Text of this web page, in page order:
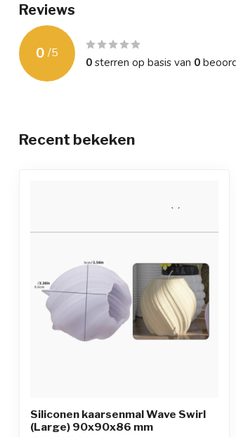
Reviews
0 /5
0sterren op basis van 0
Recent bekeken
Siliconen kaarsenmal Wave Swirl
(Large) 90x90x86 mm